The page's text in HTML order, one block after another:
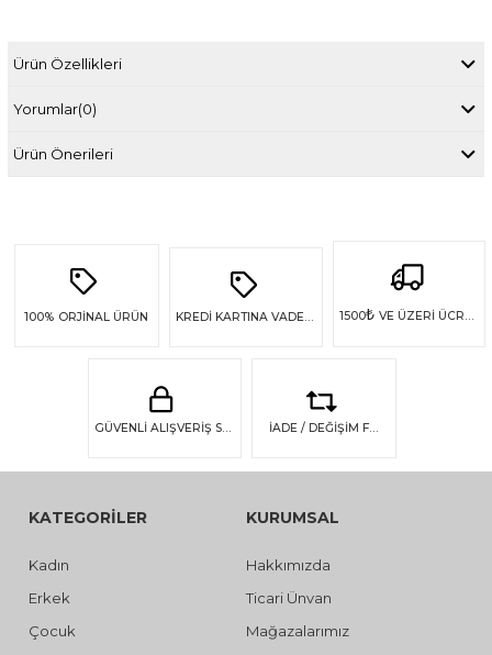
Ürün Özellikleri
Yorumlar(0)
Ürün Önerileri
100% ORJİNAL ÜRÜN 1500₺ VE ÜZERİ ÜCRETSİZ KARGO
GÜVENLİ ALIŞVERİŞ SSL GÜVENLİĞİ İADE / DEĞİŞİM FIRSATI
KATEGORİLER
Kadın
Erkek
Çocuk
KURUMSAL
Hakkımızda
Ticari Ünvan
Mağazalarımız